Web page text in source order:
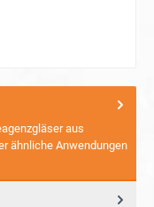
aus
ähnliche Anwendungen